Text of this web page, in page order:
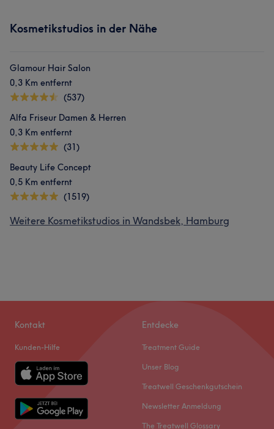
Kosmetikstudios in der Nähe
Glamour Hair Salon
0,3 Km entfernt
(537)
Alfa Friseur Damen & Herren
0,3 Km entfernt
(31)
Beauty Life Concept
0,5 Km entfernt
(1519)
Weitere Kosmetikstudios in Wandsbek, Hamburg
Kontakt
Kunden-Hilfe
Entdecke
Treatment Guide
Unser Blog
Treatwell Geschenkgutschein
Newsletter Anmeldung
The Treatwell Glossary